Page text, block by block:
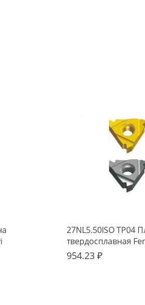
27NL5.50ISO TP04
твердосплавная
954.23 ₽